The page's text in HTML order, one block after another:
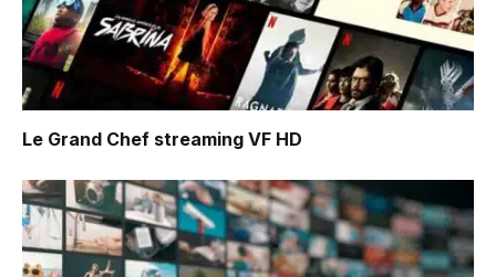
Le Grand Chef streaming VF HD